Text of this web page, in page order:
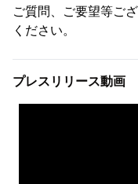
ご質問、ご要望等ご
ください。
プレスリリース動画